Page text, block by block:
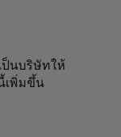
ป็นบริษัทให้
เพิ่มขึ้น